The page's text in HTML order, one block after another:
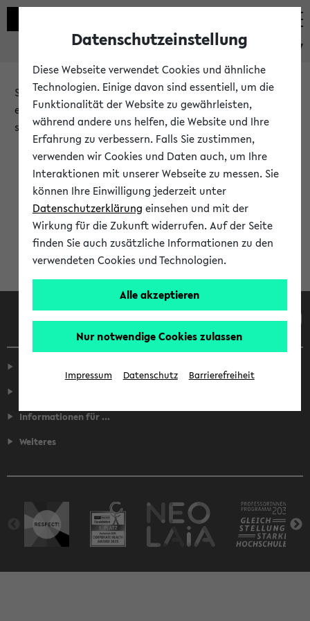
eKVV
Sie möchten auf eine eKVV Funktion zugreifen, die Ihnen
erst nach einer Anmeldung am System zur Verfügung
steht.
Bitte melden Sie sich an:
Anmeldung am eKVV
Informationen für ...
Weiteres
Datenschutzeinstellung
Diese Webseite verwendet Cookies und ähnliche
Technologien. Einige davon sind essentiell, um die
Funktionalität der Website zu gewährleisten,
während andere uns helfen, die Website und Ihre
Erfahrung zu verbessern. Falls Sie zustimmen,
verwenden wir Cookies und Daten auch, um Ihre
Interaktionen mit unserer Webseite zu messen. Sie
können Ihre Einwilligung jederzeit unter
Datenschutzerklärung einsehen und mit der
Wirkung für die Zukunft widerrufen. Auf der Seite
finden Sie auch zusätzliche Informationen zu den
verwendeten Cookies und Technologien.
Alle akzeptieren
Nur notwendige Cookies zulassen
Impressum Datenschutz Barrierefreiheit